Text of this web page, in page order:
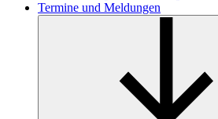
Termine und Meldungen